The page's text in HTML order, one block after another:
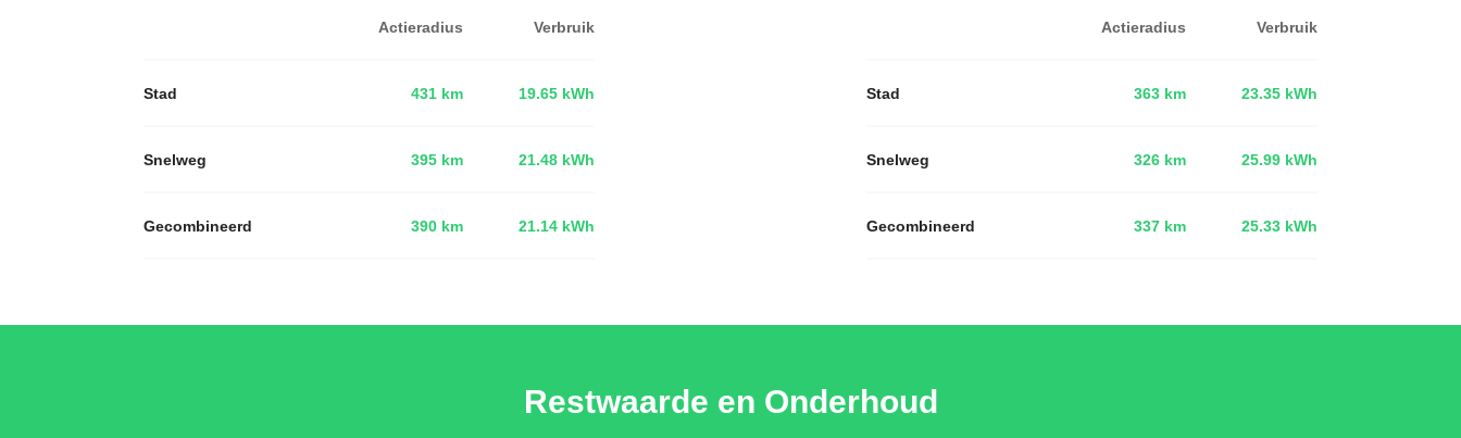
Actieradius Verbruik
Stad 431 km 19.65 kWh
Snelweg 395 km 21.48 kWh
Gecombineerd 390 km 21.14 kWh
Actieradius Verbruik
Stad 363 km 23.35 kWh
Snelweg 326 km 25.99 kWh
Gecombineerd 337 km 25.33 kWh
Restwaarde en Onderhoud